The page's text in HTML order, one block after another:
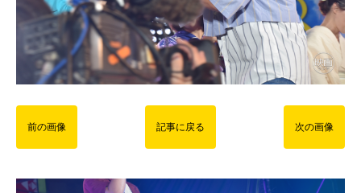
前の画像 記事に戻る 次の画像